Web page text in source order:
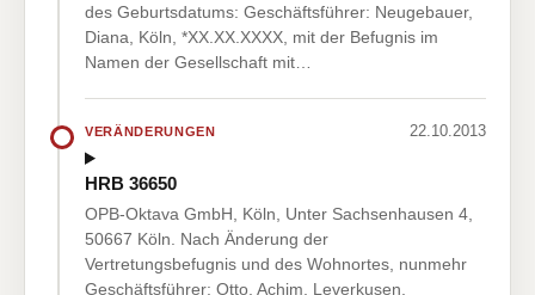
des Geburtsdatums: Geschäftsführer: Neugebauer,
Diana, Köln, *XX.XX.XXXX, mit der Befugnis im
Namen der Gesellschaft mit…
VERÄNDERUNGEN 22.10.2013
HRB 36650
OPB-Oktava GmbH, Köln, Unter Sachsenhausen 4,
50667 Köln. Nach Änderung der
Vertretungsbefugnis und des Wohnortes, nunmehr
Geschäftsführer: Otto, Achim, Leverkusen,